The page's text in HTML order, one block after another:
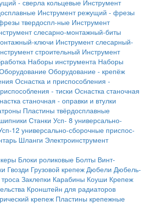
- сверла кольцевые Инструмент
Инструмент режущий - фрезы
твердоспл-ные Инструмент
слесарно-монтажный-биты
ключи Инструмент слесарный-
строительный Инструмент
Наборы инструмента Наборы
Оборудование - крепёж
Оснастка и приспособления -
- тиски Оснастка станочная
станочная - оправки и втулки
Пластины твёрдосплавные
Станки Усп- 8 универсально-
12 универсально-сборочные приспос-
Шланги Электроинструмент
Блоки роликовые Болты Винт-
Гвозди Грузовой крепеж Дюбели Дюбель-
Заклепки Карабины Коуши Крепеж
Кронштейн для радиаторов
крепеж Пластины крепежные